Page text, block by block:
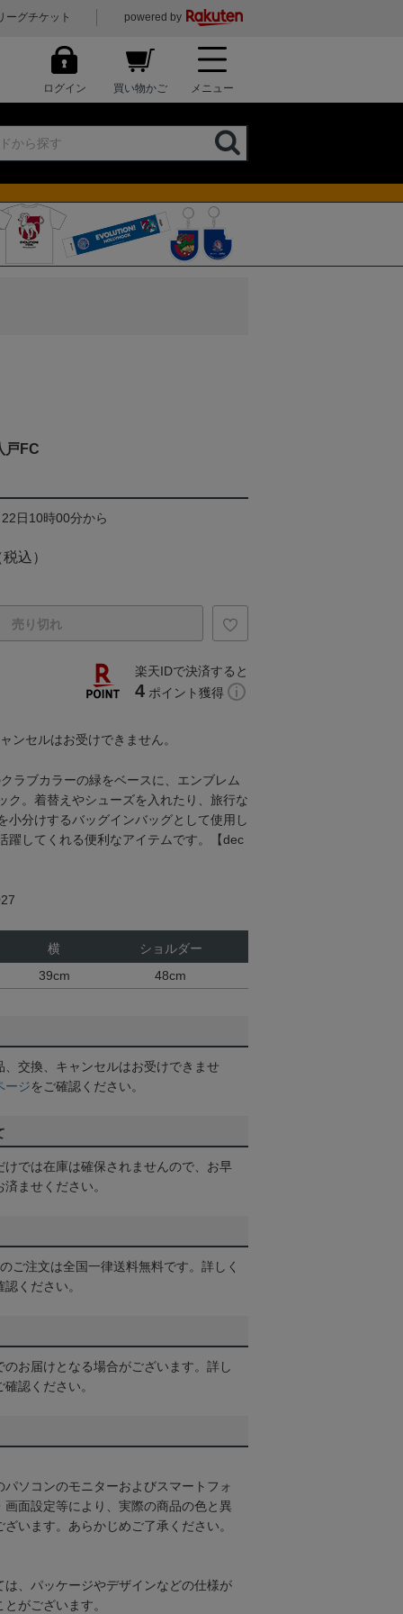
ーグチケット powered by
ログイン 買い物かご メニュー
戸FC
日10時00分から
込）
売り切れ
楽天IDで決済すると
4 ポイント獲得
ンセルはお受けできません。
ラブカラーの緑をベースに、エンブレム
ク。着替えやシューズを入れたり、旅行な
小分けするバッグインバッグとして使用し
躍してくれる便利なアイテムです。【dec
横
ショルダー
39cm
48cm
交換、キャンセルはお受けできませ
ージをご確認ください。
けでは在庫は確保されませんので、お早
ませください。
ご注文は全国一律送料無料です。詳しく
認ください。
お届けとなる場合がございます。詳し
確認ください。
ソコンのモニターおよびスマートフォ
画面設定等により、実際の商品の色と異
います。あらかじめご了承ください。
は、パッケージやデザインなどの仕様が
がございます。